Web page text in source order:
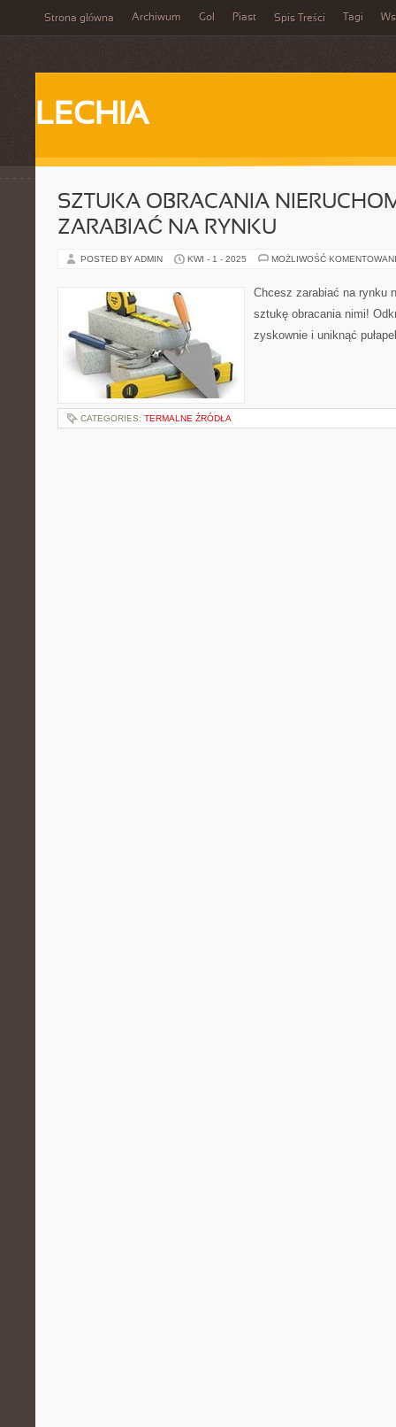
Strona główna Archiwum Gol Piast Spis Treści Tagi
LECHIA
SZTUKA OBRACANIA
ZARABIAĆ NA RYNKU
POSTED BY ADMIN KWI - 1 - 2025 MOŻLIWOŚĆ
Chcesz zarabiać na rynku
sztukę obracania nimi!
zyskownie i uniknąć
CATEGORIES: TERMALNE ŹRÓDŁA